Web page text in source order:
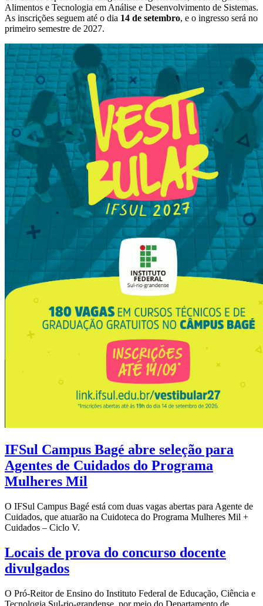
Alimentos e Tecnologia em Análise e Desenvolvimento de Sistemas.
As inscrições seguem até o dia 14 de setembro, e o ingresso será no
primeiro semestre de 2027.
IFSul Campus Bagé abre seleção para
Agentes de Cuidados do Programa
Mulheres Mil
O IFSul Campus Bagé está com duas vagas abertas para Agente de
Cuidados, que atuarão na Cuidoteca do Programa Mulheres Mil +
Cuidados – Ciclo V.
Locais de prova do concurso docente
divulgados
O Pró-Reitor de Ensino do Instituto Federal de Educação, Ciência e
Tecnologia Sul-rio-grandense, por meio do Departamento de